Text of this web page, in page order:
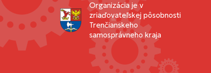
Organizácia je v
zriaďovateľskej pôsobnosti
Trenčianskeho
samosprávneho kraja